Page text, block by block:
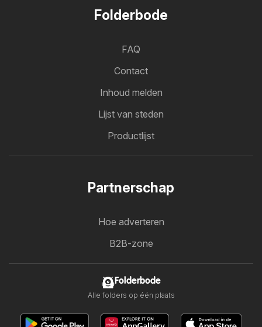
Folderbode
FAQ
Contact
Inhoud melden
Lijst van steden
Productlijst
Partnerschap
Hoe adverteren
B2B-zone
Folderbode
Alle folders op één plaats